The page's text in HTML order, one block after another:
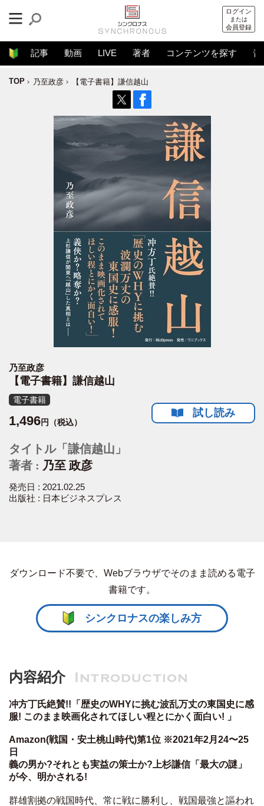
ログイン
または
会員登録
記事 動画 LIVE 著者 コンテンツを探す 音
TOP 乃至政彦 【電子書籍】謙信越山
乃至政彦
【電子書籍】謙信越山
電子書籍
1,496円（税込）
試し読み
タイトル「謙信越山」
著者 : 乃至 政彦
発売日 : 2021.02.25
出版社 : 日本ビジネスプレス
ダウンロード不要で、Webブラウザでそのまま読める電子
書籍です。
シンクロナスの楽しみ方
内容紹介 Introduction
冲方丁氏絶賛!!「歴史のWHYに挑む波乱万丈の東国史に感
服! このまま映画化されてほしい程とにかく面白い! 」
Amazon(戦国・安土桃山時代)第1位 ※2021年2月24〜25
日
義の男か?それとも実益の策士か?上杉謙信「最大の謎」
が今、明かされる!
群雄割拠の戦国時代、常に戦に勝利し、戦国最強と謳われ